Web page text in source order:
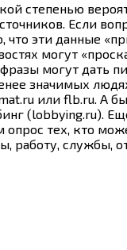
степенью
Если
эти данные
могут
могут дать
значимых
или flb.ru. А
(lobbying.ru).
опрос тех, кто
работу, службы,